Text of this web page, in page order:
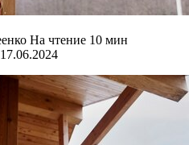
На чтение 10 мин
17.06.2024